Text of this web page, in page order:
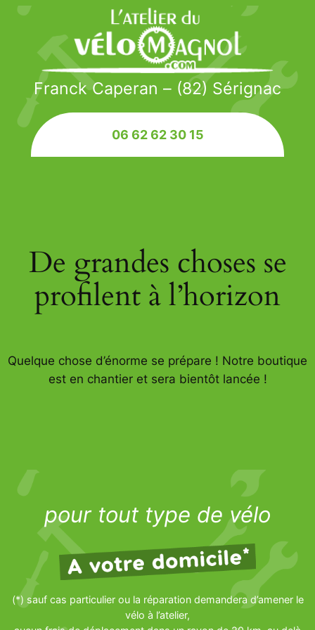
Franck Caperan – (82) Sérignac
06 62 62 30 15
De grandes choses se
profilent à l’horizon
Quelque chose d’énorme se prépare ! Notre boutique
est en chantier et sera bientôt lancée !
pour tout type de vélo
(*) sauf cas particulier ou la réparation demandera d’amener le
vélo à l’atelier,